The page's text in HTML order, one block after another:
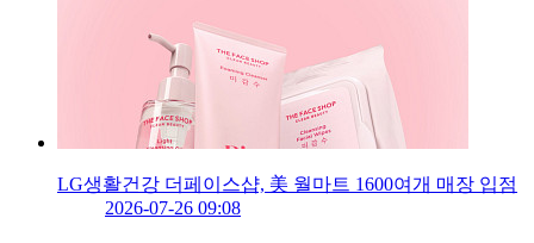
LG생활건강 더페이스샵, 美 월마트 1600여개 매장 입점
2026-07-26 09:08